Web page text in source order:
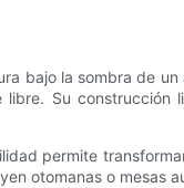
bajo la sombra de
Su construcción
permite
otomanas o mesas